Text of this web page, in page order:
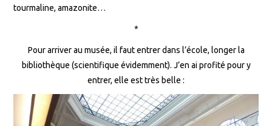
tourmaline, amazonite…
*
Pour arriver au musée, il faut entrer dans l’école, longer la
bibliothèque (scientifique évidemment). J’en ai profité pour y
entrer, elle est très belle :